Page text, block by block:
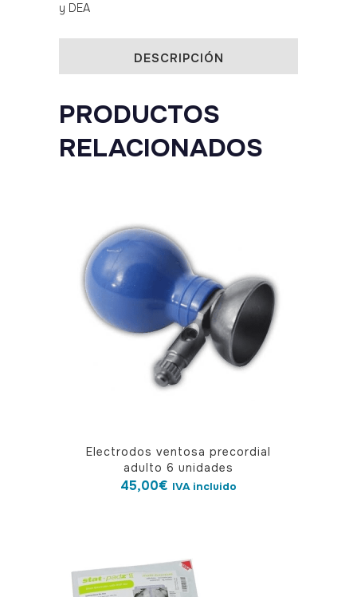
quantity
y DEA
DESCRIPCIÓN
PRODUCTOS
RELACIONADOS
Electrodos ventosa precordial
adulto 6 unidades
45,00€ IVA incluido